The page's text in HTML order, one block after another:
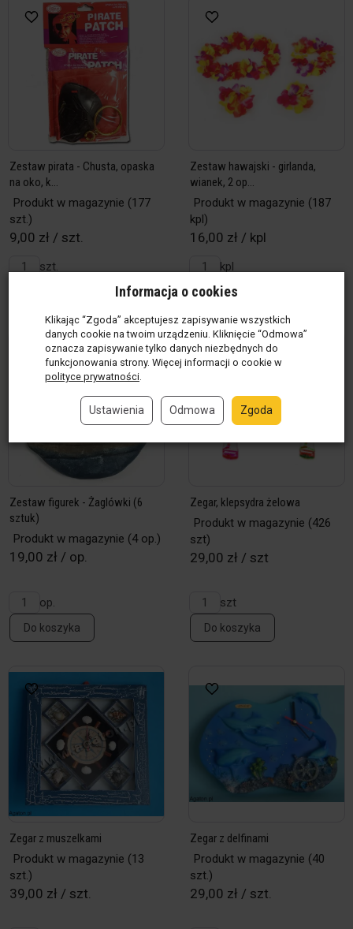
Zestaw pirata - Chusta, opaska
na oko, k...
Produkt w magazynie (177
szt.)
9,00 zł / szt.
szt.
Zestaw hawajski - girlanda,
wianek, 2 op...
Produkt w magazynie (187
kpl)
16,00 zł / kpl
kpl
Do koszyka
Zestaw figurek - Żaglówki (6
sztuk)
Produkt w magazynie (4 op.)
19,00 zł / op.
op.
Do koszyka
Zegar, klepsydra żelowa
Produkt w magazynie (426
szt)
29,00 zł / szt
szt
Do koszyka
Zegar z muszelkami
Produkt w magazynie (13
szt.)
39,00 zł / szt.
Zegar z delfinami
Produkt w magazynie (40
szt.)
29,00 zł / szt.
Informacja o cookies
Klikając “Zgoda” akceptujesz zapisywanie wszystkich
danych cookie na twoim urządzeniu. Kliknięcie “Odmowa”
oznacza zapisywanie tylko danych niezbędnych do
funkcjonowania strony. Więcej informacji o cookie w
polityce prywatności
Ustawienia Odmowa Zgoda